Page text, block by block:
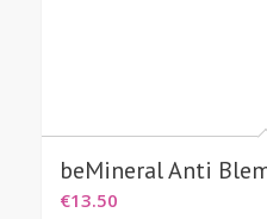
beMineral Anti
€13.50